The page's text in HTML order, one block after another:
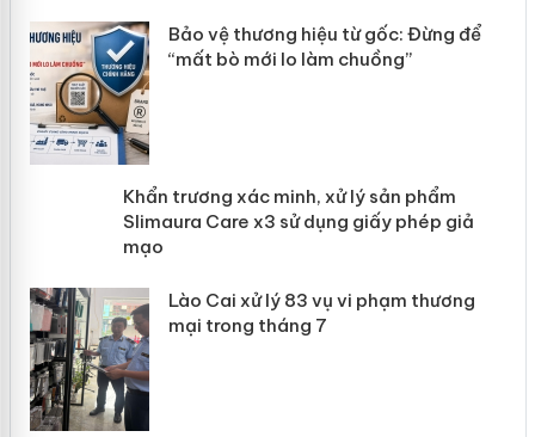
Bảo vệ thương hiệu từ gốc: Đừng để
“mất bò mới lo làm chuồng”
Khẩn trương xác minh, xử lý sản phẩm
Slimaura Care x3 sử dụng giấy phép